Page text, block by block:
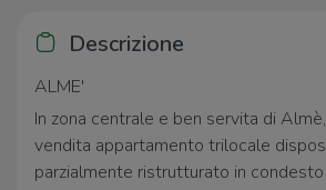
Descrizione
ALME'
In zona centrale e ben servita di
vendita appartamento trilocale
parzialmente ristrutturato in condesto